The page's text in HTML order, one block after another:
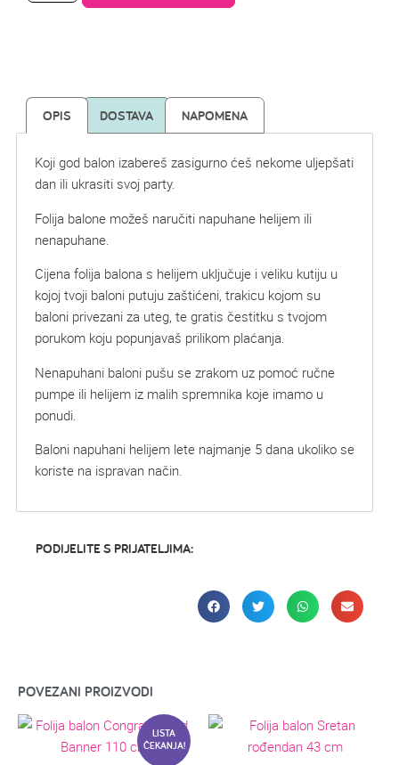
OPIS DOSTAVA NAPOMENA
Koji god balon izabereš zasigurno ćeš nekome uljepšati
dan ili ukrasiti svoj party.
Folija balone možeš naručiti napuhane helijem ili
nenapuhane.
Cijena folija balona s helijem uključuje i veliku kutiju u
kojoj tvoji baloni putuju zaštićeni, trakicu kojom su
baloni privezani za uteg, te gratis čestitku s tvojom
porukom koju popunjavaš prilikom plaćanja.
Nenapuhani baloni pušu se zrakom uz pomoć ručne
pumpe ili helijem iz malih spremnika koje imamo u
ponudi.
Baloni napuhani helijem lete najmanje 5 dana ukoliko se
koriste na ispravan način.
PODIJELITE S PRIJATELJIMA:
POVEZANI PROIZVODI
LISTA
ČEKANJA!